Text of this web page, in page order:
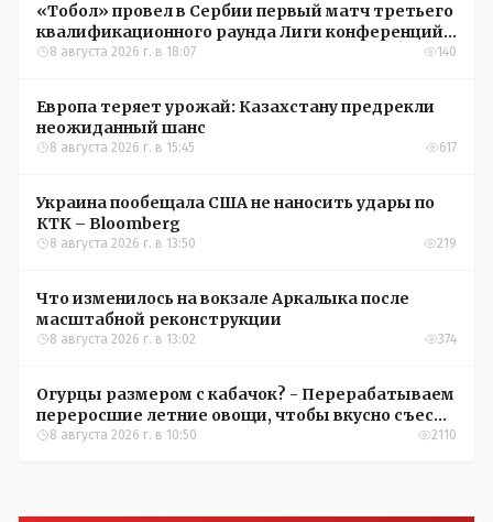
«Тобол» провел в Сербии первый матч третьего
квалификационного раунда Лиги конференций
УЕФА
8 августа 2026 г. в 18:07 140
Европа теряет урожай: Казахстану предрекли
неожиданный шанс
8 августа 2026 г. в 15:45 617
Украина пообещала США не наносить удары по
КТК – Bloomberg
8 августа 2026 г. в 13:50 219
Что изменилось на вокзале Аркалыка после
масштабной реконструкции
8 августа 2026 г. в 13:02 374
Огурцы размером с кабачок? - Перерабатываем
переросшие летние овощи, чтобы вкусно съесть
зимой
8 августа 2026 г. в 10:50 2110